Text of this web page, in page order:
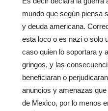
mundo que según piensa
y deuda americana.
esta loco o es nazi o solo
caso quien lo soportara y
gringos, y las
beneficiaran o
anuncios y amenazas
de Mexico, por lo menos